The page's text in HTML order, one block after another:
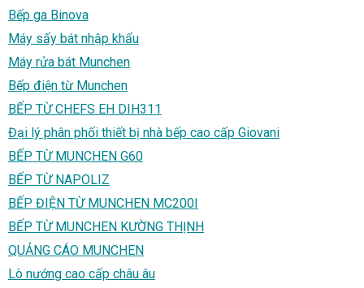
Bếp ga Binova
Máy sấy bát nhập khẩu
Máy rửa bát Munchen
Bếp điện từ Munchen
BẾP TỪ CHEFS EH DIH311
Đại lý phân phối thiết bị nhà bếp cao cấp Giovani
BẾP TỪ MUNCHEN G60
BẾP TỪ NAPOLIZ
BẾP ĐIỆN TỪ MUNCHEN MC200I
BẾP TỪ MUNCHEN KƯỜNG THỊNH
QUẢNG CÁO MUNCHEN
Lò nướng cao cấp châu âu